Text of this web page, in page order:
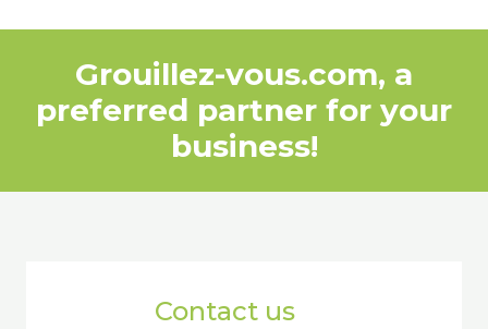
Grouillez-vous.com, a
preferred partner for your
business!
Contact us